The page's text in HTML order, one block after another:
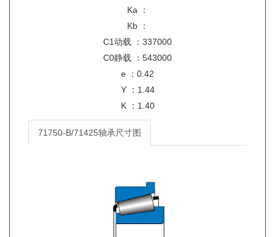
Ka ：
Kb ：
C1动载 ：337000
C0静载 ：543000
e ：0.42
Y ：1.44
K ：1.40
71750-B/71425轴承尺寸图